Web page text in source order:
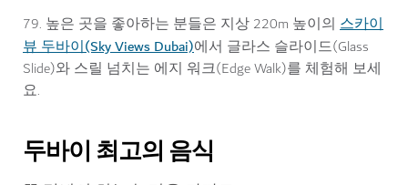
79. 높은 곳을 좋아하는 분들은 지상 220m 높이의 스카이
뷰 두바이(Sky Views Dubai)에서 글라스 슬라이드(Glass
Slide)와 스릴 넘치는 에지 워크(Edge Walk)를 체험해 보세
요.
두바이 최고의 음식